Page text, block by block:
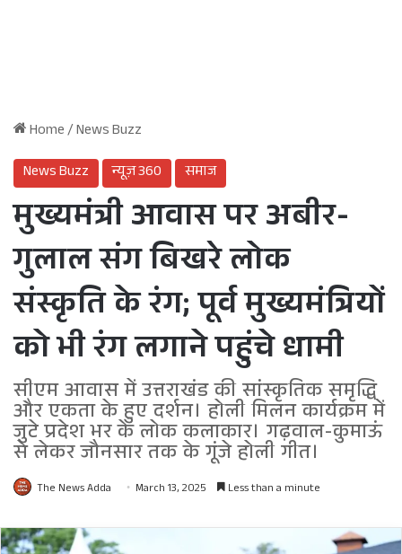
Home/News Buzz
News Buzz
न्यूज़ 360 समाज
मुख्यमंत्री आवास पर अबीर-
गुलाल संग बिखरे लोक
संस्कृति के रंग; पूर्व मुख्यमंत्रियों
को भी रंग लगाने पहुंचे धामी
सीएम आवास में उत्तराखंड की सांस्कृतिक समृद्धि
और एकता के हुए दर्शन। होली मिलन कार्यक्रम में
जुटे प्रदेश भर के लोक कलाकार। गढ़वाल-कुमाऊं
से लेकर जौनसार तक के गूंजे होली गीत।
The News Adda March 13, 2025 Less than a minute